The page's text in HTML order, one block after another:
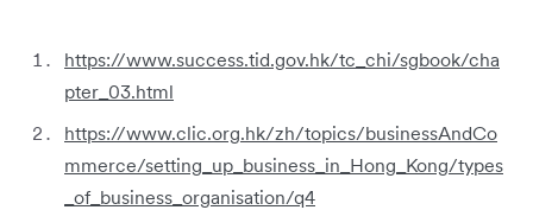
https://www.success.tid.gov.hk/tc_chi/sgbook/cha
pter_03.html
https://www.clic.org.hk/zh/topics/businessAndCo
mmerce/setting_up_business_in_Hong_Kong/types
_of_business_organisation/q4